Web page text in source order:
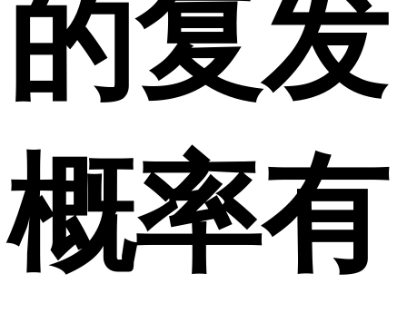
的复发
概率有